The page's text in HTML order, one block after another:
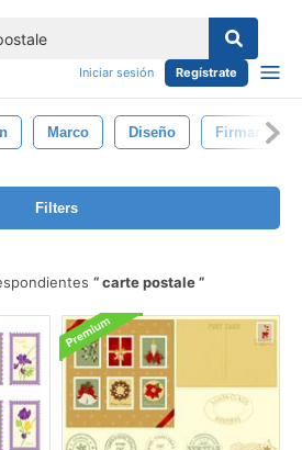
Iniciar sesión Regístrate
Marco Diseño Firmar
Filters
carte postale